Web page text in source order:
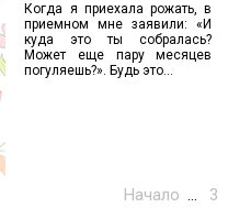
Когда я приехала рожать, в
приемном мне заявили: «И
куда это ты собралась?
Может еще пару месяцев
погуляешь?». Будь это...
Начало ... 3